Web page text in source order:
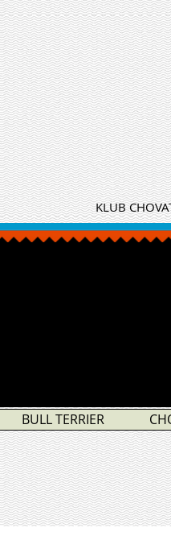
KLUB
BULL TERRIER